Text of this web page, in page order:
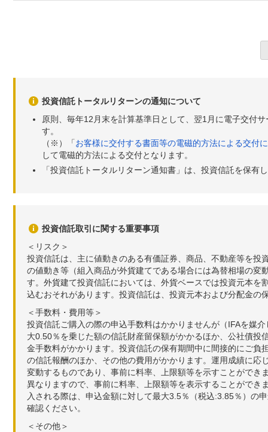
投資信託トータルリターンの通知について
原則、毎年12月末を計算基準日として、翌1月に電子交付
す。
（※）「お客様に交付する書面等の電磁的方法による交付
して電磁的方法による交付となります。
「投資信託トータルリターン通知書」は、投資信託を保有
投資信託取引に関する重要事項
＜リスク＞
投資信託は、主に値動きのある有価証券、商品、不動産等を
の値動き等（組入商品が外貨建てである場合には為替相場の
す。外貨建て投資信託においては、外貨ベースでは投資元本
込むおそれがあります。投資信託は、投資元本および分配金の
＜手数料・費用等＞
投資信託ご購入の際の申込手数料はかかりませんが（IFAを媒
大0.50％を乗じた額の信託財産留保額がかかるほか、公社債
金手数料がかかります。投資信託の保有期間中に間接的にご
の信託報酬のほか、その他の費用がかかります。運用成績に
変動するものであり、事前に料率、上限額等を示すことがで
異なりますので、事前に料率、上限額等を表示することがで
入される際は、申込金額に対して最大3.5％（税込:3.85％）の
確認ください。
＜その他＞